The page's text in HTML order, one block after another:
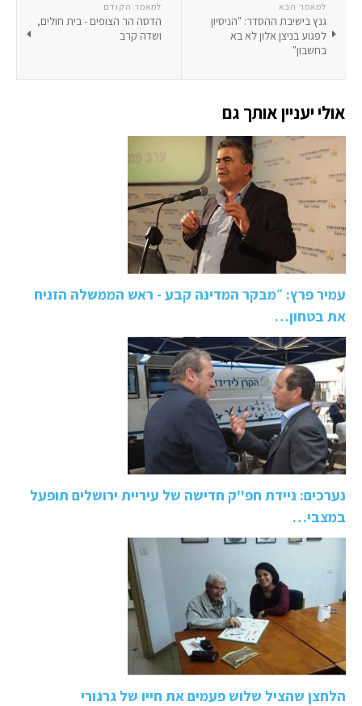
למאמר הקודם
הדסה הר הצופים - בית חולים,
ושדה קרב
למאמר הבא
גנץ בישיבת ההסדר: "הניסיון
לפגוע בניצן אלון לא בא
בחשבון"
אולי יעניין אותך גם
עמיר פרץ: ״מבקר המדינה קבע - ראש הממשלה הזניח
את בטחון…
נערכים: ניידת חפ''ק חדישה של עיריית ירושלים תופעל
במצבי…
הלחצן שהציל שלוש פעמים את חייו של גרגורי